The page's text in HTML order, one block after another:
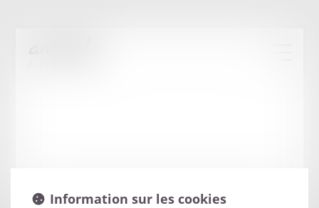
Information sur les cookies